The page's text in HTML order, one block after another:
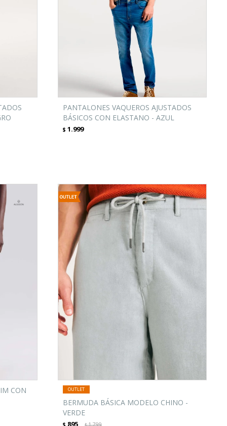
PANTALONES VAQUEROS AJUSTADOS
BÁSICOS CON ELASTANO - AZUL
$ 1.999
CON
BERMUDA BÁSICA MODELO CHINO -
VERDE
895 $